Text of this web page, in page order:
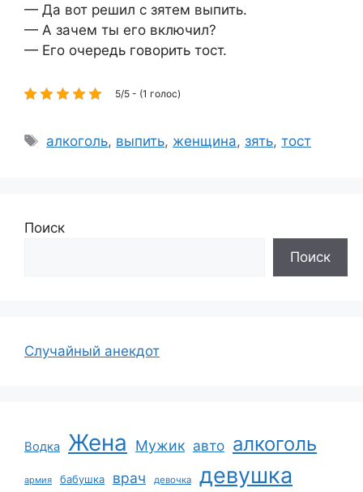
— Да вот решил с зятем выпить.
— А зачем ты его включил?
— Его очередь говорить тост.
5/5 - (1 голос)
Метки
алкоголь, выпить, женщина, зять,тост
Поиск
Поиск
Случайный анекдот
Водка Жена Мужик авто алкоголь
армия бабушка врач девочка девушка